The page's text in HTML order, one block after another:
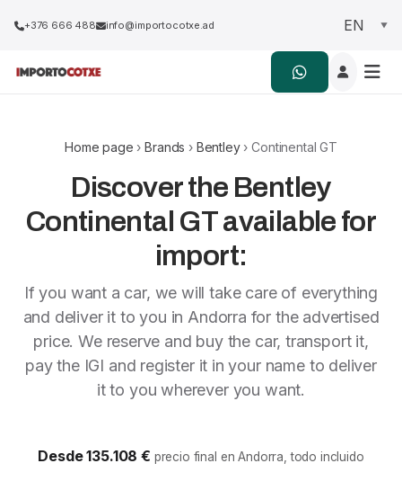
+376 666 488 info@importocotxe.ad
Home page ›Brands › Bentley› Continental GT
Discover the Bentley
Continental GT available for
import:
If you want a car, we will take care of everything
and deliver it to you in Andorra for the advertised
price. We reserve and buy the car, transport it,
pay the IGI and register it in your name to deliver
it to you wherever you want.
Desde 135.108 € precio final en Andorra, todo incluido